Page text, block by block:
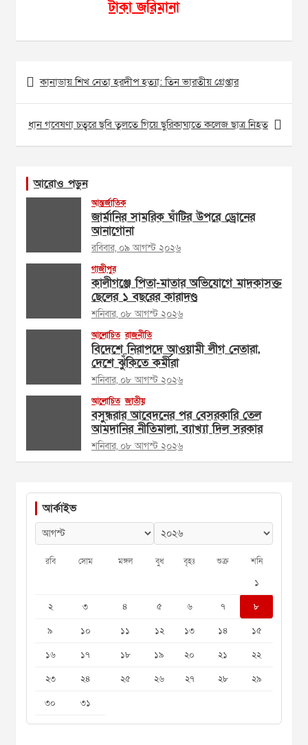
টাকা জরিমানা
Post
navigation
কানাডায় শিখ নেতা হরদীপ হত্যা: তিন ভারতীয় গ্রেপ্তার
ধান গবেষণা চত্বরে ছবি তুলতে গিয়ে ছুরিকাঘাতে কলেজ ছাত্র নিহত
আরোও পড়ুন
আন্তর্জাতিক
জার্মানির সামরিক ঘাঁটির উপরে ড্রোনের
আনাগোনা
রবিবার, ০৯ আগস্ট ২০২৬
গাজীপুর
কালীগঞ্জে পিতা-মাতার অভিযোগে মাদকাসক্ত
ছেলের ১ বছরের কারাদণ্ড
শনিবার, ০৮ আগস্ট ২০২৬
আলোচিত রাজনীতি
বিদেশে নিরাপদে আওয়ামী লীগ নেতারা,
দেশে ঝুঁকিতে কর্মীরা
শনিবার, ০৮ আগস্ট ২০২৬
আলোচিত জাতীয়
বসুন্ধরার আবেদনের পর বেসরকারি তেল
আমদানির নীতিমালা, ব্যাখ্যা দিল সরকার
শনিবার, ০৮ আগস্ট ২০২৬
আর্কাইভ
রবি সোম মঙ্গল বুধ বৃহঃ শুক্র শনি
১
২
৩ ৪ ৫ ৬ ৭
৮
৯
১০ ১১ ১২ ১৩ ১৪
১৫
১৬
১৭ ১৮ ১৯ ২০ ২১
২২
২৩
২৪ ২৫ ২৬ ২৭ ২৮
২৯
৩০
৩১